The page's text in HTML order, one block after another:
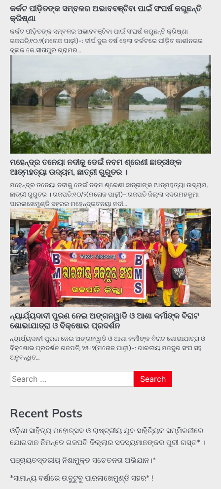
କର୍କଟ ପୀଡ଼ିତଙ୍କ ସମ୍ବଳର ଅଭାବବଞ୍ଚିବା ପାଇଁ ସଂଘର୍ଷ କରୁଛନ୍ତି
କ୍ରିଷ୍ଣା
କର୍କଟ ପୀଡ଼ିତଙ୍କ ସମ୍ବଳର ଅଭାବବଞ୍ଚିବା ପାଇଁ ସଂଘର୍ଷ କରୁଛନ୍ତି କ୍ରିଷ୍ଣା
ଗଜପତି,୧୦.୨(ମନୋଜ ପାଢ଼ୀ)-: ଦୀର୍ଘ ଦୁଇ ବର୍ଷ ହେଲା କର୍କଟରେ ପୀଡ଼ିତ କାଶୀନଗର
ବ୍ଲକ କେ.ସୀତାପୁର ଗ୍ରାମର…
ମହେନ୍ଦ୍ର ତନେୟା ନଦୀକୁ ଡେଇଁ ନବମ ଶ୍ରେଣୀ ଛାତ୍ରୀଙ୍କ
ଆତ୍ମହତ୍ୟା ଉଦ୍ୟମ, ଛାତ୍ରୀ ଗୁରୁତର ।
ମହେନ୍ଦ୍ର ତନେୟା ନଦୀକୁ ଡେଇଁ ନବମ ଶ୍ରେଣୀ ଛାତ୍ରୀଙ୍କ ଆତ୍ମହତ୍ୟା ଉଦ୍ୟମ,
ଛାତ୍ରୀ ଗୁରୁତର । ଗଜପତି:୧୦/୨(ମନୋଜ ପାଢ଼ୀ)-:ଗଜପତି ଜିଲ୍ଲା ସଦରମହକୁମା
ପାରଳାଖେମୁଣ୍ଡି ସହରର ମହେନ୍ଦ୍ରତନୟା ନଦୀ…
ନ୍ୟାର୍ଯ୍ୟଦାବୀ ପୁରଣ ନେଇ ଅଙ୍ଗନୱାଡି ଓ ଆଶା କର୍ମୀଙ୍କ ବିରାଟ
ଶୋଭାଯାତ୍ରା ଓ ବିକ୍ଷୋଭ ପ୍ରଦର୍ଶନ
ନ୍ୟାର୍ଯ୍ୟଦାବୀ ପୁରଣ ନେଇ ଅଙ୍ଗନୱାଡି ଓ ଆଶା କର୍ମୀଙ୍କ ବିରାଟ ଶୋଭାଯାତ୍ରା ଓ
ବିକ୍ଷୋଭ ପ୍ରଦର୍ଶନ ଗଜପତି, ୨୫।୨(ମନୋଜ ପାଢ଼ୀ)-: ଭାରତୀୟ ମଜଦୁର ସଂଘ ସହ
ଅନୁବନ୍ଧିତ…
Search
for:
Recent Posts
ଓଡ଼ିଶା ସାହିତ୍ୟ ମହୋତ୍ସବ ଓ ରାଷ୍ଟ୍ରୀୟ ଯୁବ ସାହିତ୍ୟିକ ସମ୍ମିଳନୀରେ
ଯୋଗଦାନ ନିମନ୍ତେ ଗଜପତି ଜିଲ୍ଲାର ସଦସ୍ୟମାନଙ୍କର ପୁରୀ ଗସ୍ତ* ।
ପଞ୍ଚାୟତସ୍ତରୀୟ ନିଶାମୁକ୍ତ ସଚେତନତା ଅଭିଯାନ।*
*ସାମାନ୍ୟ ବର୍ଷାରେ ଉବୁଟୁବୁ ପାରଳାଖେମୁଣ୍ଡି ସହର* !